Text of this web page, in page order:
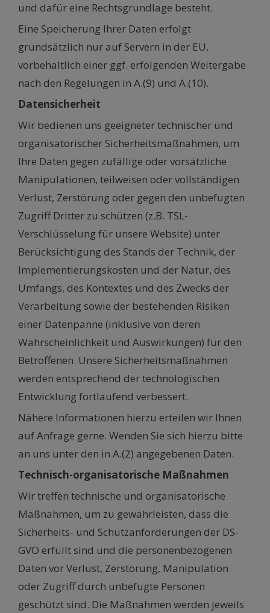
und dafür eine Rechtsgrundlage besteht.
Eine Speicherung Ihrer Daten erfolgt
grundsätzlich nur auf Servern in der EU,
vorbehaltlich einer ggf. erfolgenden Weitergabe
nach den Regelungen in A.(9) und A.(10).
Datensicherheit
Wir bedienen uns geeigneter technischer und
organisatorischer Sicherheitsmaßnahmen, um
Ihre Daten gegen zufällige oder vorsätzliche
Manipulationen, teilweisen oder vollständigen
Verlust, Zerstörung oder gegen den unbefugten
Zugriff Dritter zu schützen (z.B. TSL-
Verschlüsselung für unsere Website) unter
Berücksichtigung des Stands der Technik, der
Implementierungskosten und der Natur, des
Umfangs, des Kontextes und des Zwecks der
Verarbeitung sowie der bestehenden Risiken
einer Datenpanne (inklusive von deren
Wahrscheinlichkeit und Auswirkungen) für den
Betroffenen. Unsere Sicherheitsmaßnahmen
werden entsprechend der technologischen
Entwicklung fortlaufend verbessert.
Nähere Informationen hierzu erteilen wir Ihnen
auf Anfrage gerne. Wenden Sie sich hierzu bitte
an uns unter den in A.(2) angegebenen Daten.
Technisch-organisatorische Maßnahmen
Wir treffen technische und organisatorische
Maßnahmen, um zu gewährleisten, dass die
Sicherheits- und Schutzanforderungen der DS-
GVO erfüllt sind und die personenbezogenen
Daten vor Verlust, Zerstörung, Manipulation
oder Zugriff durch unbefugte Personen
geschützt sind. Die Maßnahmen werden jeweils